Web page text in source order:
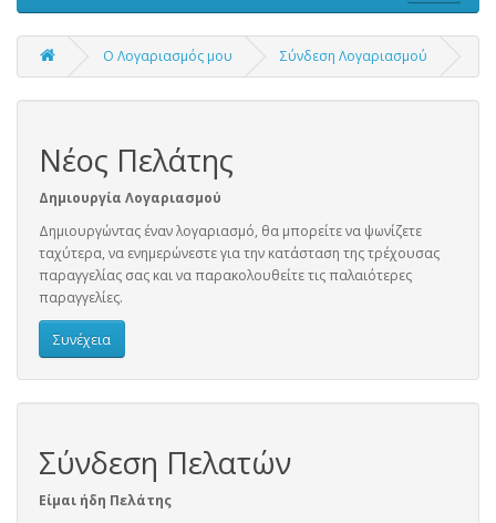
O Λογαριασμός μου Σύνδεση Λογαριασμού
Νέος Πελάτης
Δημιουργία Λογαριασμού
Δημιουργώντας έναν λογαριασμό, θα μπορείτε να ψωνίζετε
ταχύτερα, να ενημερώνεστε για την κατάσταση της τρέχουσας
παραγγελίας σας και να παρακολουθείτε τις παλαιότερες
παραγγελίες.
Συνέχεια
Σύνδεση Πελατών
Είμαι ήδη Πελάτης